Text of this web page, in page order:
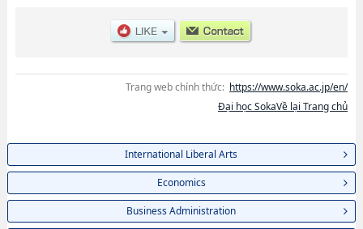
còn có cả thông tin của khoảng 1.300 trường đại học, cao học, trường đại
học ngắn hạn, trường chuyên môn đang tiếp nhận du học sinh.
Trang web chính thức: https://www.soka.ac.jp/en/
Đại học SokaVề lại Trang chủ
International Liberal Arts
Economics
Business Administration